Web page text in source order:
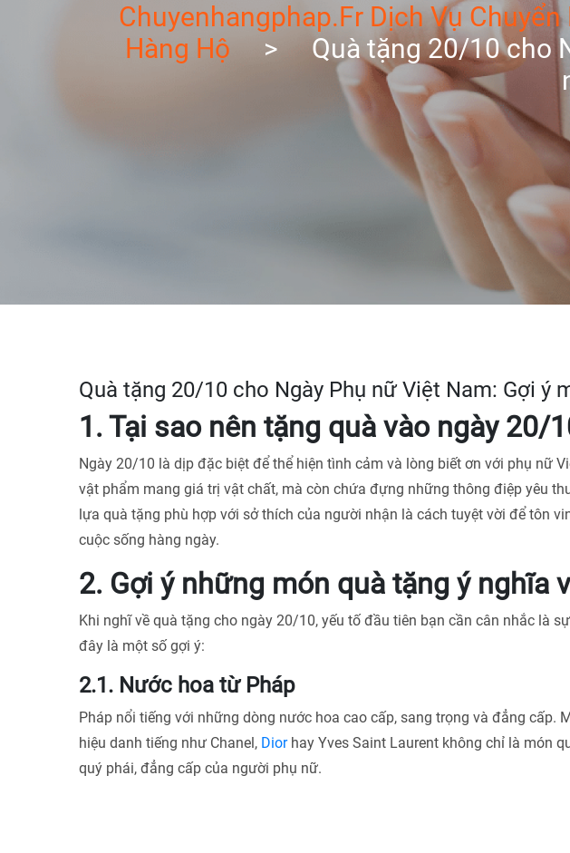
Chuyenhangphap.fr Dịch Vụ Chuyển
Hàng Hộ
>
Quà tặng 20/10 cho
Quà tặng 20/10 cho Ngày Phụ nữ Việt Nam: Gợi ý
1. Tại sao nên tặng quà vào ngày 20/
Ngày 20/10 là dịp đặc biệt để thể hiện tình cảm và lòng biết ơn với phụ nữ
vật phẩm mang giá trị vật chất, mà còn chứa đựng những thông điệp yêu
lựa quà tặng phù hợp với sở thích của người nhận là cách tuyệt vời để tôn
cuộc sống hàng ngày.
2. Gợi ý những món quà tặng ý nghĩa
Khi nghĩ về quà tặng cho ngày 20/10, yếu tố đầu tiên bạn cần cân nhắc là
đây là một số gợi ý:
2.1. Nước hoa từ Pháp
Pháp nổi tiếng với những dòng nước hoa cao cấp, sang trọng và đẳng cấp.
hiệu danh tiếng như Chanel, Diorhay Yves Saint Laurent không chỉ là món
quý phái, đẳng cấp của người phụ nữ.